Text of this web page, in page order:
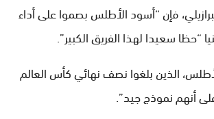
فإن “أسود الأطلس بصموا على أداء
“حظا سعيدا لهذا الفريق الكبير”.
الذين بلغوا نصف نهائي كأس العالم
أنهم نموذج جيد”.